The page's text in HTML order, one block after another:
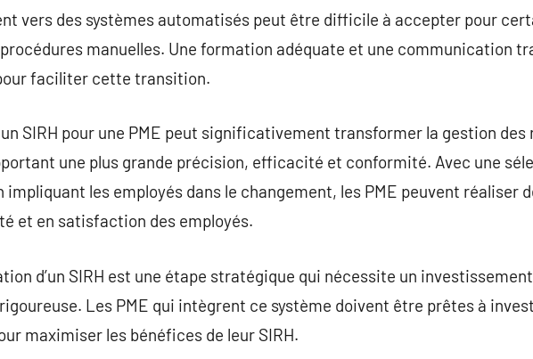
vers des systèmes automatisés peut être difficile à accepter pour
manuelles. Une formation adéquate et une communication
faciliter cette transition.
SIRH pour une PME peut significativement transformer la gestion des
une plus grande précision, efficacité et conformité. Avec une
impliquant les employés dans le changement, les PME peuvent réaliser
et en satisfaction des employés.
d’un SIRH est une étape stratégique qui nécessite un
Les PME qui intègrent ce système doivent être prêtes à
maximiser les bénéfices de leur SIRH.